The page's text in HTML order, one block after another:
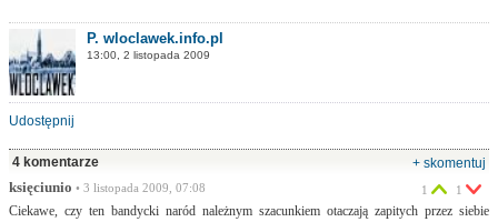
P. wloclawek.info.pl
13:00, 2 listopada 2009
Udostępnij
4 komentarze
+ skomentuj
księciunio • 3 listopada 2009, 07:08
Ciekawe, czy ten bandycki naród należnym szacunkiem otaczają zapitych przez siebie
1 1